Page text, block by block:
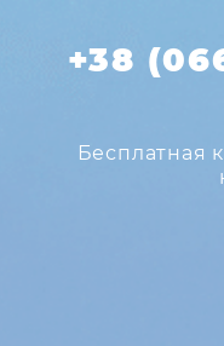
+38
Бесплатная